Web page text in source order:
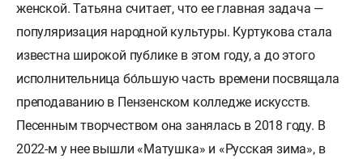
женской. Татьяна считает, что ее главная задача —
популяризация народной культуры. Куртукова стала
известна широкой публике в этом году, а до этого
исполнительница бо́льшую часть времени посвящала
преподаванию в Пензенском колледже искусств.
Песенным творчеством она занялась в 2018 году. В
2022-м у нее вышли «Матушка» и «Русская зима», в